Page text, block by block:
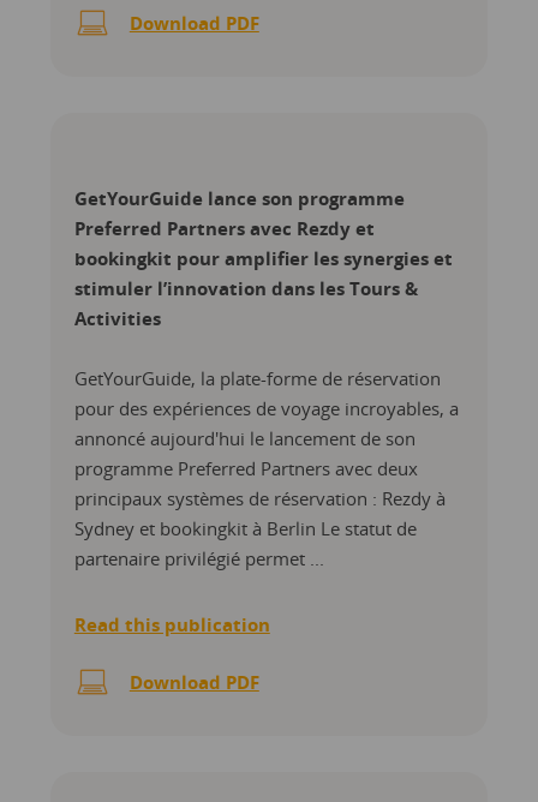
Download PDF
GetYourGuide lance son programme
Preferred Partners avec Rezdy et
bookingkit pour amplifier les synergies et
stimuler l’innovation dans les Tours &
Activities
GetYourGuide, la plate-forme de réservation
pour des expériences de voyage incroyables, a
annoncé aujourd'hui le lancement de son
programme Preferred Partners avec deux
principaux systèmes de réservation : Rezdy à
Sydney et bookingkit à Berlin Le statut de
partenaire privilégié permet ...
Read this publication
Download PDF